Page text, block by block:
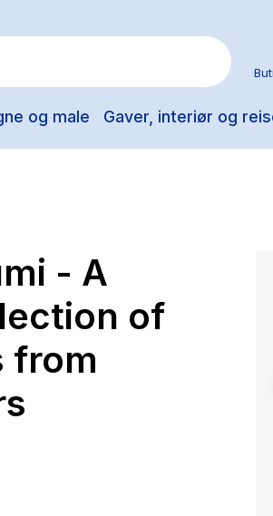
og male Gaver, interiør og
- A
of
from